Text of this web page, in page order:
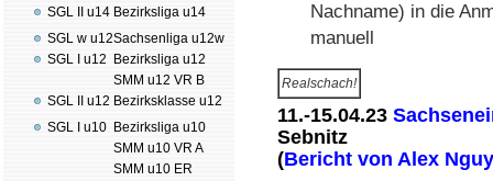
SGL II u14
SGL w u12
SGL I u12
SGL II u12
SGL I u10
Bezirksliga u14
Sachsenliga u12w
Bezirksliga u12
SMM u12 VR B
Bezirksklasse u12
Bezirksliga u10
SMM u10 VR A
SMM u10 ER
Nachname) in die
manuell
Realschach!
11.-15.04.23
Sebnitz
(Bericht von Alex